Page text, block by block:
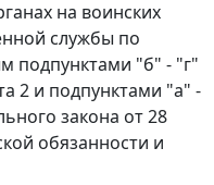
на воинских
службы по
подпунктами "б" - "г"
2 и подпунктами "а" -
закона от 28
обязанности и